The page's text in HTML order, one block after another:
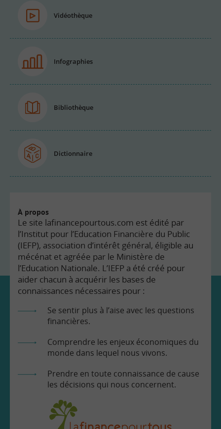
Vidéothèque
Infographies
Bibliothèque
Dictionnaire
À propos
Le site lafinancepourtous.com est édité par
l’Institut pour l’Education Financière du Public
(IEFP), association d’intérêt général, éligible au
mécénat et agréée par le Ministère de
l’Education Nationale. L’IEFP a été créé pour
aider chacun à acquérir les bases de
connaissances nécessaires pour :
Se sentir plus à l’aise avec les questions
financières.
Comprendre les enjeux économiques du
monde dans lequel nous vivons.
Prendre en toute connaissance de cause
les décisions qui nous concernent.